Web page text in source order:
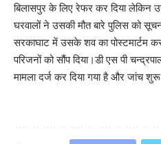
बिलासपुर के लिए रेफर कर दिया लेकिन
घरवालों ने उसकी मौत बारे पुलिस को
सरकाघाट में उसके शव का पोस्टमार्टम
परिजनों को सौंप दिया।डी एस पी
मामला दर्ज कर दिया गया है और जांच